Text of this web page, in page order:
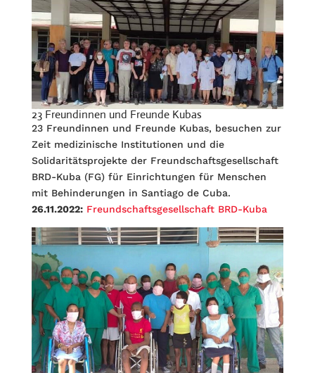
23 Freundinnen und Freunde Kubas
23 Freundinnen und Freunde Kubas, besuchen zur
Zeit medizinische Institutionen und die
Solidaritätsprojekte der Freundschaftsgesellschaft
BRD-Kuba (FG) für Einrichtungen für Menschen
mit Behinderungen in Santiago de Cuba.
26.11.2022: Freundschaftsgesellschaft BRD-Kuba